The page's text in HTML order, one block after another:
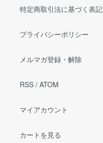
特定商取引法に基づく表記
プライバシーポリシー
メルマガ登録・解除
RSS / ATOM
マイアカウント
カートを見る